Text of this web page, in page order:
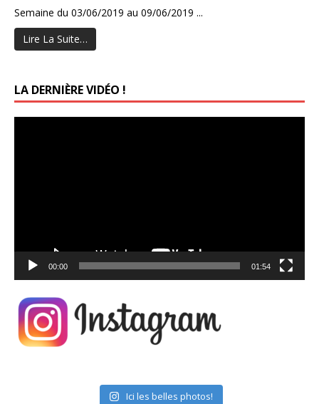
Semaine du 03/06/2019 au 09/06/2019 ...
Lire La Suite…
LA DERNIÈRE VIDÉO !
00:00 01:54
Ici les belles photos!